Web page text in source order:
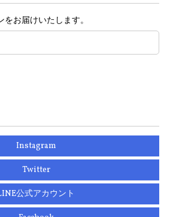
お届けいたします。
Instagram
Twitter
公式アカウント